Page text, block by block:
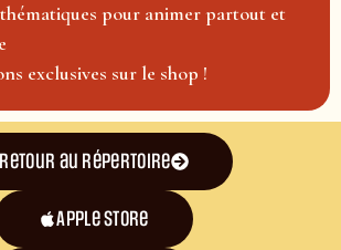
pour animer partout et
exclusives sur le shop !
Retour au répertoire
Apple Store